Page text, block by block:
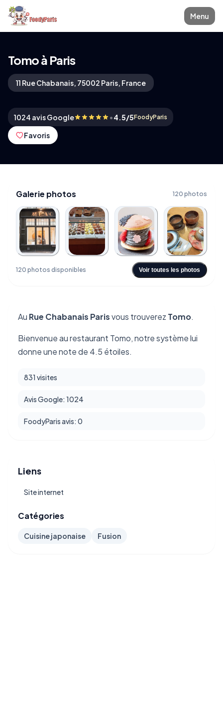
Menu
Tomo à Paris
11 Rue Chabanais, 75002 Paris, France
1024 avis Google •4.5/5FoodyParis
Favoris
Galerie photos 120 photos
+116
120 photos disponibles Voir toutes les photos
Au Rue Chabanais Parisvous trouverez Tomo.
Bienvenue au restaurant Tomo, notre système lui
donne une note de 4.5 étoiles.
831 visites
Avis Google: 1024
FoodyParis avis: 0
Liens
Site internet
Catégories
Cuisine japonaise Fusion